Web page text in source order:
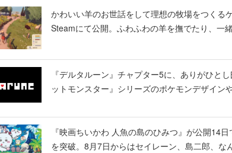
かわいい羊のお世話をして理想の牧場をつくる
Steamにて公開。ふわふわの羊を撫でたり、一
『デルタルーン』チャプター5に、ありがひと
ットモンスター』シリーズのポケモンデザイン
『映画ちいかわ 人魚の島のひみつ』が公開14
を突破。8月7日からはセイレーン、島二郎、